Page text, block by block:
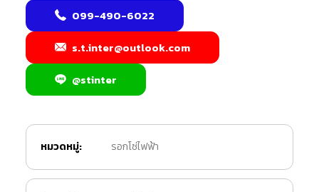
099-490-6022
s.t.inter@outlook.com
@stinter
หมวดหมู่: รอกโซ่ไฟฟ้า